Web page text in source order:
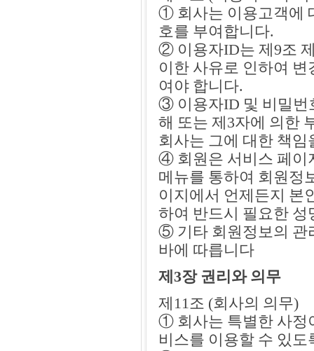
① 회사는 이용고객에
호를 부여합니다.
② 이용자ID는 제9조
이한 사유로 인하여
여야 합니다.
③ 이용자ID 및 비밀번
해 또는 제3자에 의한
회사는 그에 대한 책
④ 회원은 서비스 페이
메뉴를 통하여 회원정
이지에서 언제든지 본
하여 반드시 필요한
⑤ 기타 회원정보의 관
바에 따릅니다
제3장 권리와 의무
제11조 (회사의 의무)
① 회사는 특별한 사정
비스를 이용할 수 있